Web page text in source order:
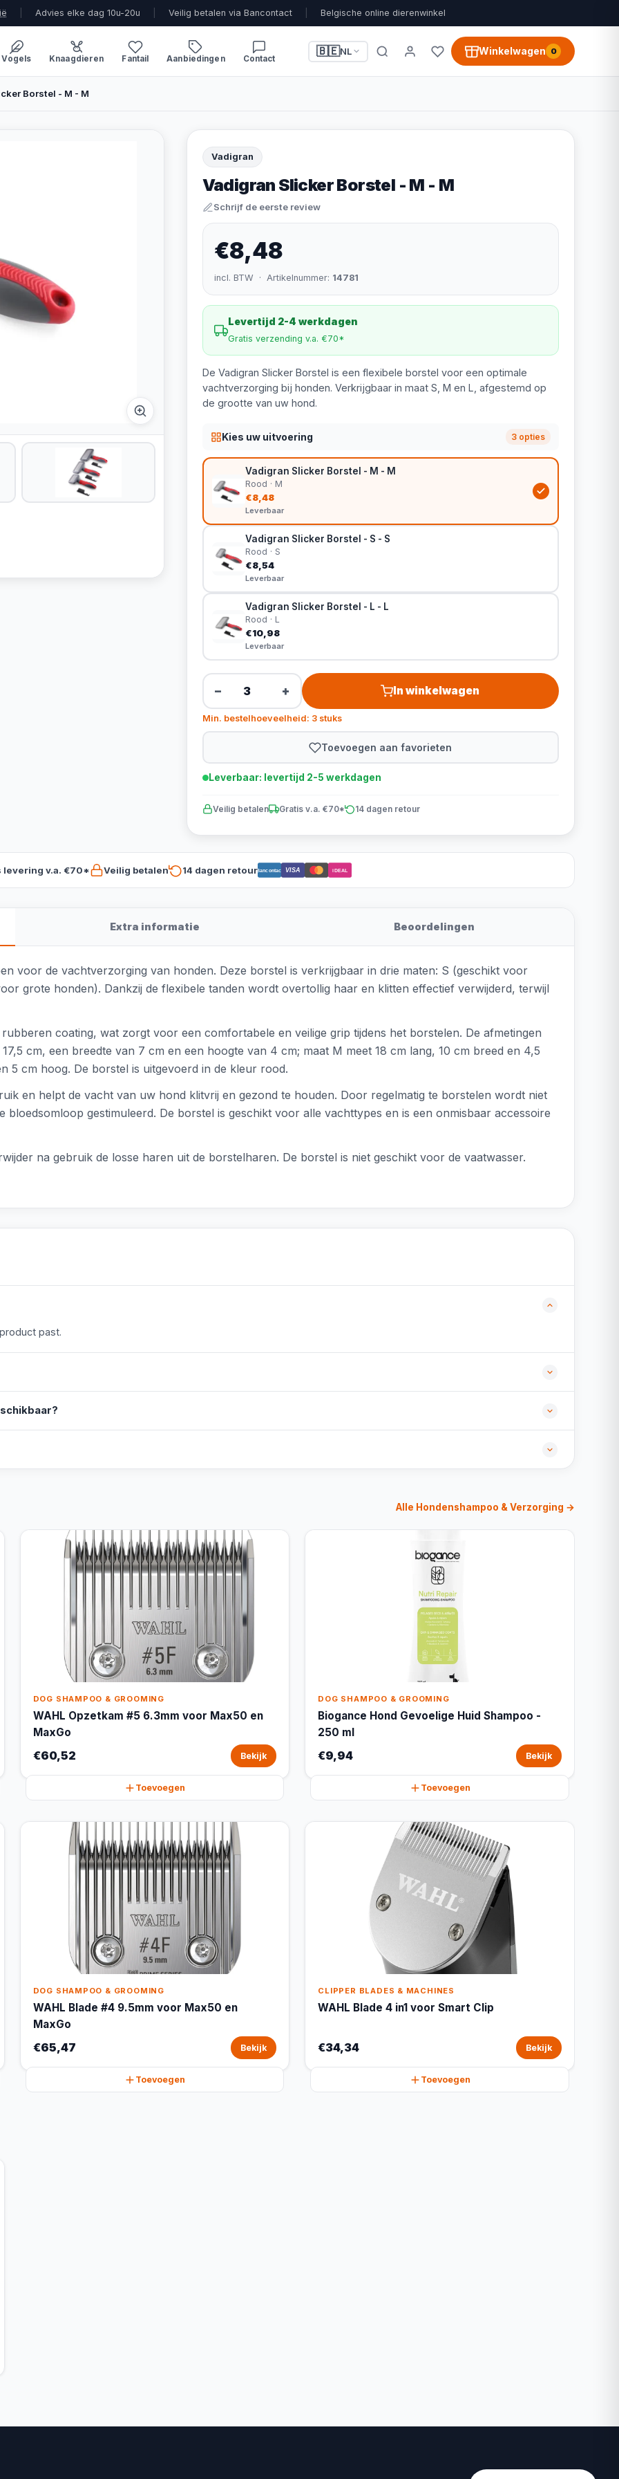
Advies elke dag 10u-20u Veilig betalen via Bancontact Belgische online dierenwinkel
Vogels Knaagdieren Fantail Aanbiedingen Contact
🇧🇪NL Winkelwagen 0
Borstel - M - M
Vadigran
Vadigran Slicker Borstel - M - M
Schrijf de eerste review
€8,48
incl. BTW · Artikelnummer: 14781
Levertijd 2-4 werkdagen
Gratis verzending v.a. €70*
De Vadigran Slicker Borstel is een flexibele borstel voor een optimale
vachtverzorging bij honden. Verkrijgbaar in maat S, M en L, afgestemd op
de grootte van uw hond.
Kies uw uitvoering 3 opties
Vadigran Slicker Borstel - M - M
Rood · M
€8,48
Leverbaar
Vadigran Slicker Borstel - S - S
Rood · S
€8,54
Leverbaar
Vadigran Slicker Borstel - L - L
Rood · L
€10,98
Leverbaar
− + In winkelwagen
Min. bestelhoeveelheid: 3 stuks
Toevoegen aan favorieten
Leverbaar: levertijd 2-5 werkdagen
Veilig betalen Gratis v.a. €70* 14 dagen retour
levering v.a. €70* Veilig betalen 14 dagen retourBancontact VISA iDEAL
Extra informatie Beoordelingen
voor de vachtverzorging van honden. Deze borstel is verkrijgbaar in drie maten: S (geschikt voor
grote honden). Dankzij de flexibele tanden wordt overtollig haar en klitten effectief verwijderd, terwijl
coating, wat zorgt voor een comfortabele en veilige grip tijdens het borstelen. De afmetingen
cm, een breedte van 7 cm en een hoogte van 4 cm; maat M meet 18 cm lang, 10 cm breed en 4,5
5 cm hoog. De borstel is uitgevoerd in de kleur rood.
en helpt de vacht van uw hond klitvrij en gezond te houden. Door regelmatig te borstelen wordt niet
gestimuleerd. De borstel is geschikt voor alle vachttypes en is een onmisbaar accessoire
na gebruik de losse haren uit de borstelharen. De borstel is niet geschikt voor de vaatwasser.
past.
Alle Hondenshampoo & Verzorging →
DOG SHAMPOO & GROOMING
WAHL Opzetkam #5 6.3mm voor Max50 en
MaxGo
€60,52 Bekijk
Toevoegen
DOG SHAMPOO & GROOMING
Biogance Hond Gevoelige Huid Shampoo -
250 ml
€9,94 Bekijk
Toevoegen
DOG SHAMPOO & GROOMING
WAHL Blade #4 9.5mm voor Max50 en
MaxGo
€65,47 Bekijk
Toevoegen
CLIPPER BLADES & MACHINES
WAHL Blade 4 in1 voor Smart Clip
€34,34 Bekijk
Toevoegen